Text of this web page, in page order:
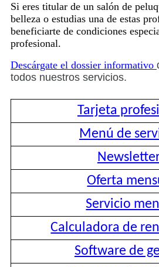
Si eres titular de un salón de
belleza o estudias una de estas
beneficiarte de condiciones
profesional.
Descárgate el dossier informativo
todos nuestros servicios.
Tarjeta
Menú de
Oferta
Servicio
Calculadora de
Software de